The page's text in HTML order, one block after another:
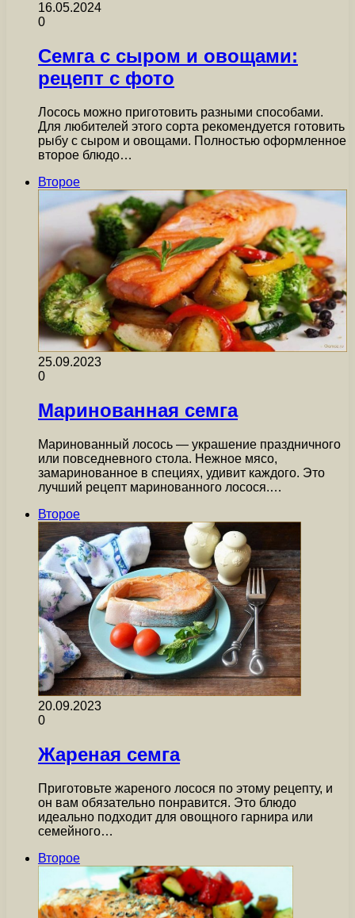
16.05.2024
0
Семга с сыром и овощами:
рецепт с фото
Лосось можно приготовить разными способами.
Для любителей этого сорта рекомендуется готовить
рыбу с сыром и овощами. Полностью оформленное
второе блюдо…
Второе
25.09.2023
0
Маринованная семга
Маринованный лосось — украшение праздничного
или повседневного стола. Нежное мясо,
замаринованное в специях, удивит каждого. Это
лучший рецепт маринованного лосося.…
Второе
20.09.2023
0
Жареная семга
Приготовьте жареного лосося по этому рецепту, и
он вам обязательно понравится. Это блюдо
идеально подходит для овощного гарнира или
семейного…
Второе